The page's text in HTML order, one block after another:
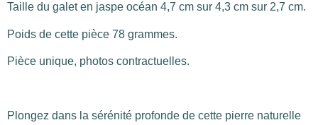
Taille du galet en jaspe océan 4,7 cm sur 4,3 cm sur 2,7 cm.
Poids de cette pièce 78 grammes.
Pièce unique, photos contractuelles.
Plongez dans la sérénité profonde de cette pierre naturelle